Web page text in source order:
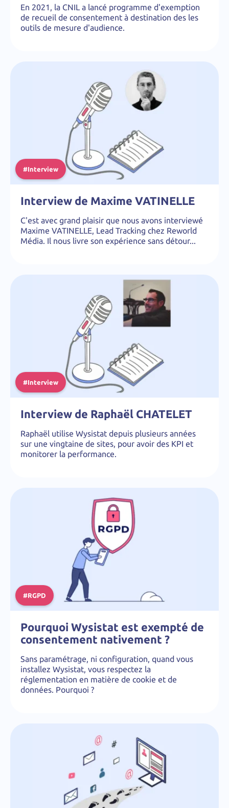
En 2021, la CNIL a lancé programme d'exemption
de recueil de consentement à destination des les
outils de mesure d'audience.
#Interview
Interview de Maxime VATINELLE
C'est avec grand plaisir que nous avons interviewé
Maxime VATINELLE, Lead Tracking chez Reworld
Média. Il nous livre son expérience sans détour...
#Interview
Interview de Raphaël CHATELET
Raphaël utilise Wysistat depuis plusieurs années
sur une vingtaine de sites, pour avoir des KPI et
monitorer la performance.
#RGPD
Pourquoi Wysistat est exempté de
consentement nativement ?
Sans paramétrage, ni configuration, quand vous
installez Wysistat, vous respectez la
réglementation en matière de cookie et de
données. Pourquoi ?